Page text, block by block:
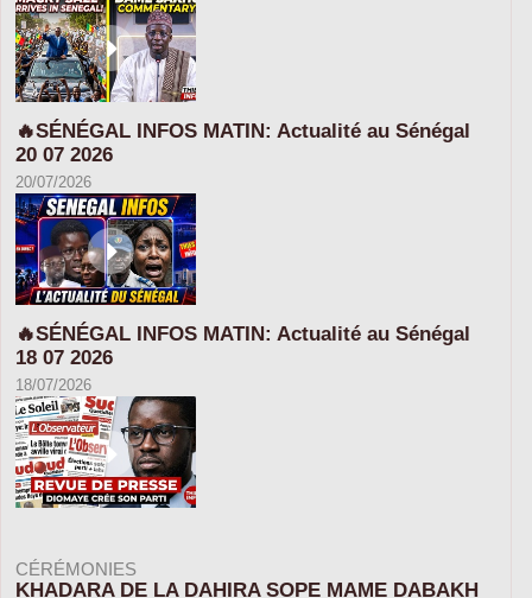
🔥SÉNÉGAL INFOS MATIN: Actualité au Sénégal
20 07 2026
20/07/2026
🔥SÉNÉGAL INFOS MATIN: Actualité au Sénégal
18 07 2026
18/07/2026
CÉRÉMONIES
KHADARA DE LA DAHIRA SOPE MAME DABAKH